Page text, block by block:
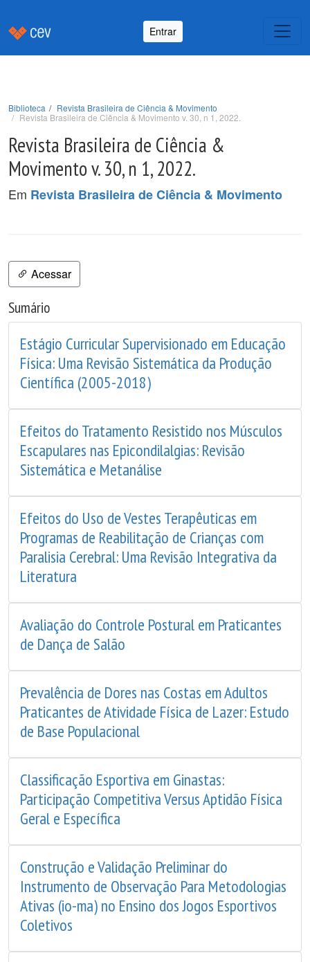
Entrar
Biblioteca
Revista Brasileira de Ciência & Movimento
Revista Brasileira de Ciência & Movimento v. 30, n 1, 2022.
Revista Brasileira de Ciência &
Movimento v. 30, n 1, 2022.
Em Revista Brasileira de Ciência & Movimento
Acessar
Sumário
Estágio Curricular Supervisionado em Educação
Física: Uma Revisão Sistemática da Produção
Científica (2005-2018)
Efeitos do Tratamento Resistido nos Músculos
Escapulares nas Epicondilalgias: Revisão
Sistemática e Metanálise
Efeitos do Uso de Vestes Terapêuticas em
Programas de Reabilitação de Crianças com
Paralisia Cerebral: Uma Revisão Integrativa da
Literatura
Avaliação do Controle Postural em Praticantes
de Dança de Salão
Prevalência de Dores nas Costas em Adultos
Praticantes de Atividade Física de Lazer: Estudo
de Base Populacional
Classificação Esportiva em Ginastas:
Participação Competitiva Versus Aptidão Física
Geral e Específica
Construção e Validação Preliminar do
Instrumento de Observação Para Metodologias
Ativas (io-ma) no Ensino dos Jogos Esportivos
Coletivos